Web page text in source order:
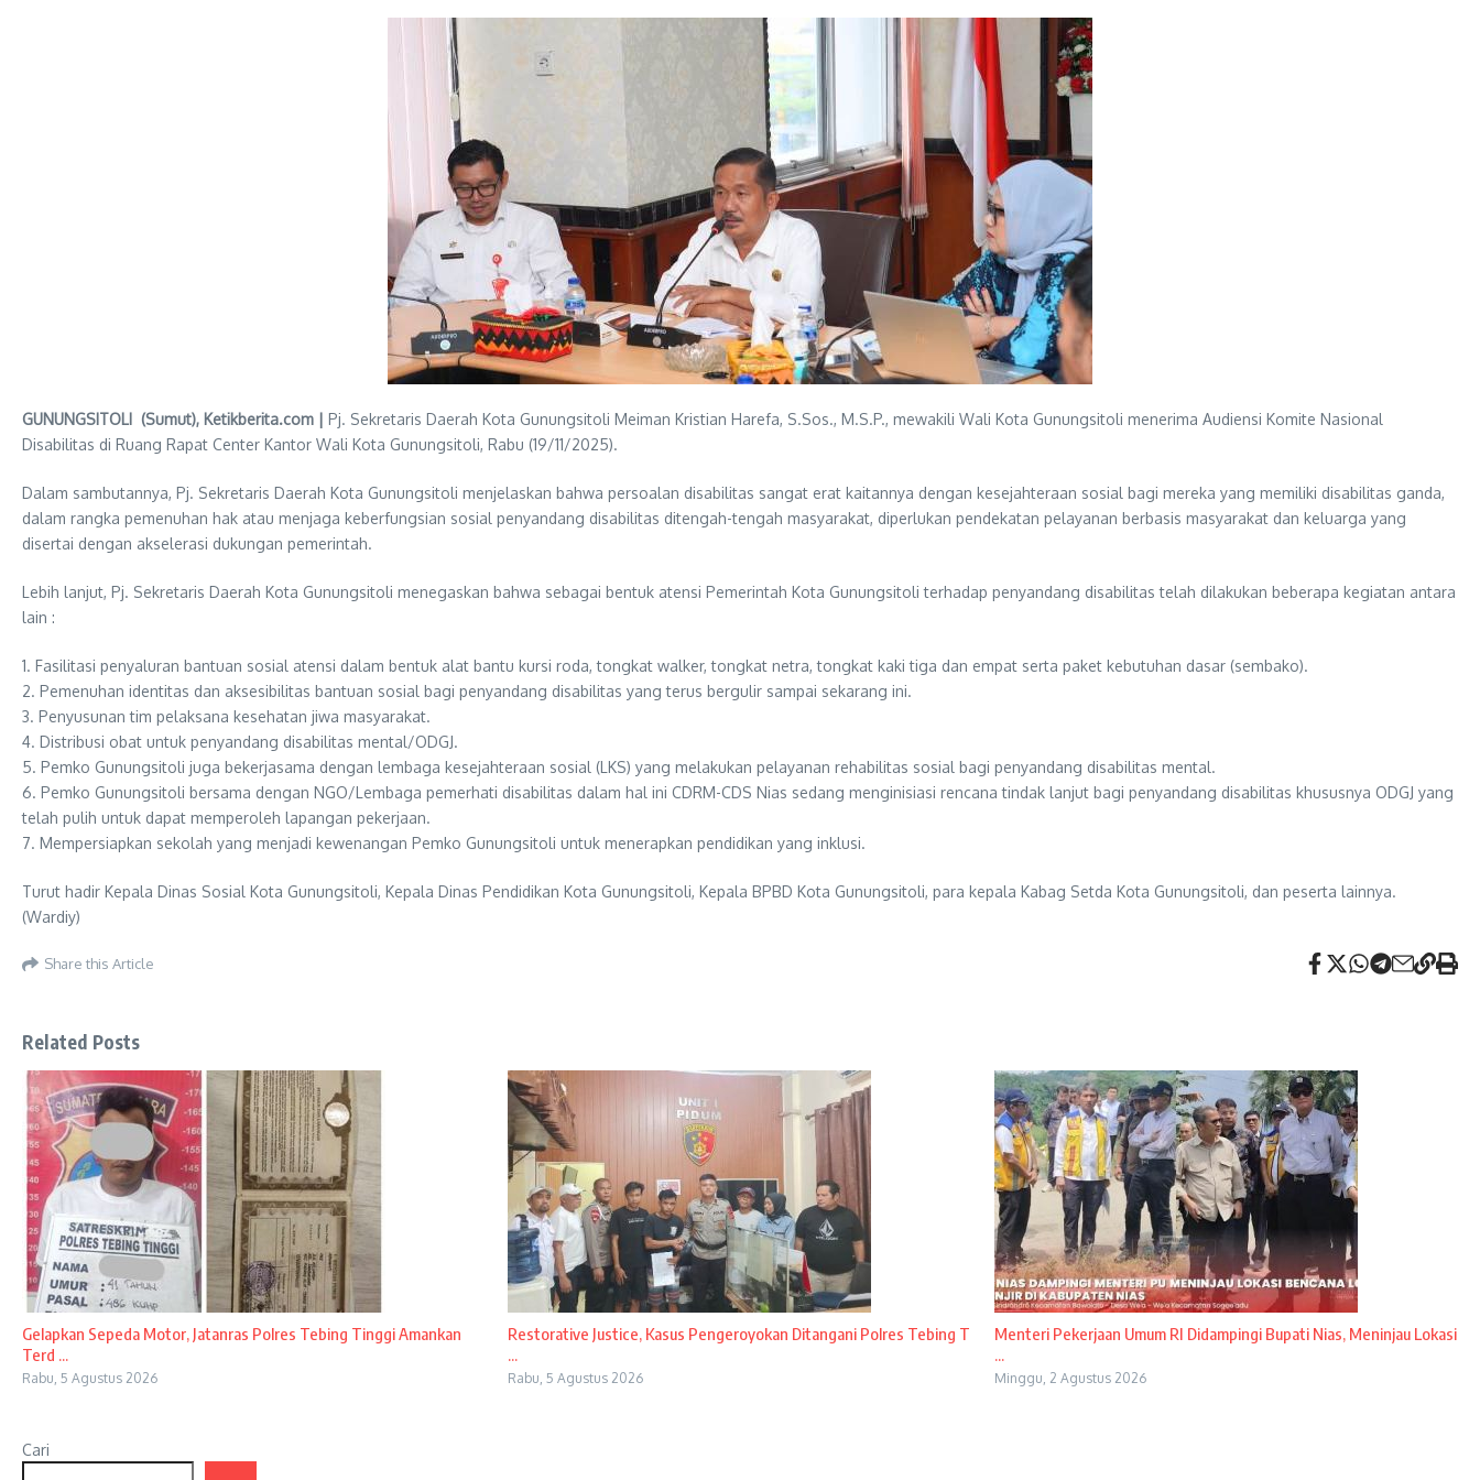
GUNUNGSITOLI (Sumut), Ketikberita.com | Pj. Sekretaris Daerah Kota Gunungsitoli Meiman Kristian Harefa, S.Sos., M.S.P., mewakili Wali Kota Gunungsitoli menerima Audiensi Komite Nasional
Disabilitas di Ruang Rapat Center Kantor Wali Kota Gunungsitoli, Rabu (19/11/2025).
Dalam sambutannya, Pj. Sekretaris Daerah Kota Gunungsitoli menjelaskan bahwa persoalan disabilitas sangat erat kaitannya dengan kesejahteraan sosial bagi mereka yang memiliki disabilitas ganda,
dalam rangka pemenuhan hak atau menjaga keberfungsian sosial penyandang disabilitas ditengah-tengah masyarakat, diperlukan pendekatan pelayanan berbasis masyarakat dan keluarga yang
disertai dengan akselerasi dukungan pemerintah.
Lebih lanjut, Pj. Sekretaris Daerah Kota Gunungsitoli menegaskan bahwa sebagai bentuk atensi Pemerintah Kota Gunungsitoli terhadap penyandang disabilitas telah dilakukan beberapa kegiatan antara
lain :
1. Fasilitasi penyaluran bantuan sosial atensi dalam bentuk alat bantu kursi roda, tongkat walker, tongkat netra, tongkat kaki tiga dan empat serta paket kebutuhan dasar (sembako).
2. Pemenuhan identitas dan aksesibilitas bantuan sosial bagi penyandang disabilitas yang terus bergulir sampai sekarang ini.
3. Penyusunan tim pelaksana kesehatan jiwa masyarakat.
4. Distribusi obat untuk penyandang disabilitas mental/ODGJ.
5. Pemko Gunungsitoli juga bekerjasama dengan lembaga kesejahteraan sosial (LKS) yang melakukan pelayanan rehabilitas sosial bagi penyandang disabilitas mental.
6. Pemko Gunungsitoli bersama dengan NGO/Lembaga pemerhati disabilitas dalam hal ini CDRM-CDS Nias sedang menginisiasi rencana tindak lanjut bagi penyandang disabilitas khususnya ODGJ yang
telah pulih untuk dapat memperoleh lapangan pekerjaan.
7. Mempersiapkan sekolah yang menjadi kewenangan Pemko Gunungsitoli untuk menerapkan pendidikan yang inklusi.
Turut hadir Kepala Dinas Sosial Kota Gunungsitoli, Kepala Dinas Pendidikan Kota Gunungsitoli, Kepala BPBD Kota Gunungsitoli, para kepala Kabag Setda Kota Gunungsitoli, dan peserta lainnya.
(Wardiy)
Share this Article
Related Posts
Gelapkan Sepeda Motor, Jatanras Polres Tebing Tinggi Amankan
Terd ...
Rabu, 5 Agustus 2026
Restorative Justice, Kasus Pengeroyokan Ditangani Polres Tebing T
...
Rabu, 5 Agustus 2026
Menteri Pekerjaan Umum RI Didampingi Bupati Nias, Meninjau Lokasi
...
Minggu, 2 Agustus 2026
Cari